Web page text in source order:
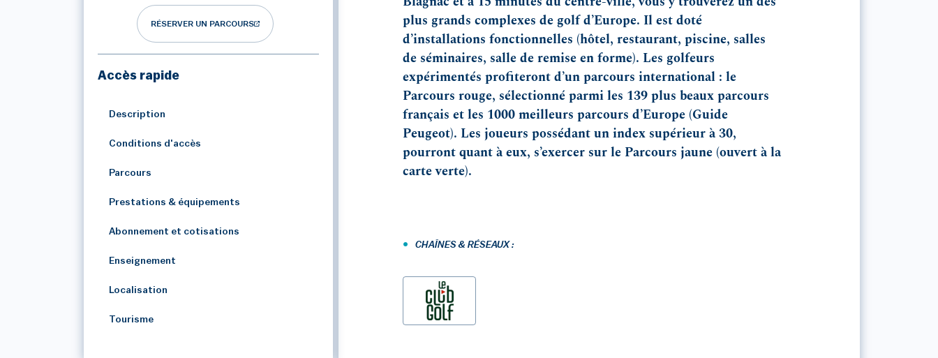
RÉSERVER UN PARCOURS
Accès rapide
Description
Conditions d'accès
Parcours
Prestations & équipements
Abonnement et cotisations
Enseignement
Localisation
Tourisme
plus grands complexes de golf d’Europe. Il est doté
d’installations fonctionnelles (hôtel, restaurant, piscine, salles
de séminaires, salle de remise en forme). Les golfeurs
expérimentés profiteront d’un parcours international : le
Parcours rouge, sélectionné parmi les 139 plus beaux parcours
français et les 1000 meilleurs parcours d’Europe (Guide
Peugeot). Les joueurs possédant un index supérieur à 30,
pourront quant à eux, s’exercer sur le Parcours jaune (ouvert à la
carte verte).
• CHAÎNES & RÉSEAUX :